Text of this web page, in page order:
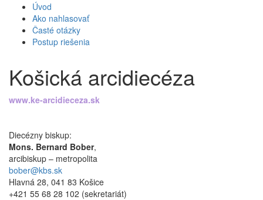
Úvod
Ako nahlasovať
Časté otázky
Postup riešenia
Košická arcidiecéza
www.ke-arcidieceza.sk
Diecézny biskup:
Mons. Bernard Bober,
arcibiskup – metropolita
bober@kbs.sk
Hlavná 28, 041 83 Košice
+421 55 68 28 102 (sekretariát)